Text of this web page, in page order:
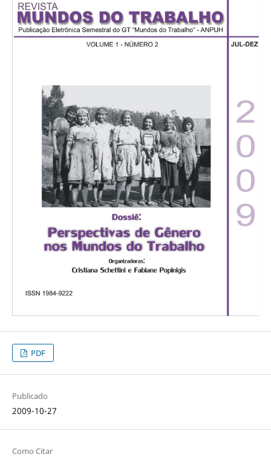
PDF
Publicado
2009-10-27
Como Citar